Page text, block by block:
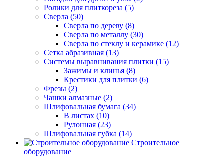
Ролики для плиткореза (5)
Сверла (50)
Сверла по дереву (8)
Сверла по металлу (30)
Сверла по стеклу и керамике (12)
Сетка абразивная (13)
Системы выравнивания плитки (15)
Зажимы и клинья (8)
Крестики для плитки (6)
Фрезы (2)
Чашки алмазные (2)
Шлифовальная бумага (34)
В листах (10)
Рулонная (23)
Шлифовальная губка (14)
Строительное
оборудование